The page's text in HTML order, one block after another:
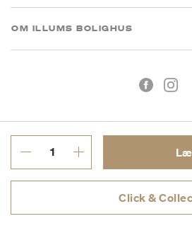
Click &
OM ILLUMS BOLIGHUS
CVR: 26573394